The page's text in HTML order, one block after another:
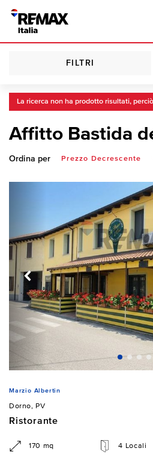
FILTRI
La ricerca non ha prodotto risultati,
Affitto Bastida
Ordina per
Marzio Albertin
Dorno, PV
Ristorante
170 mq 4 Locali